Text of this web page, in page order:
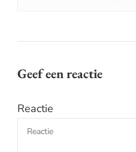
Geef een reactie
Reactie